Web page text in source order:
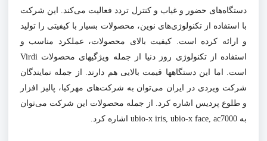
دستگاه‌های حضور و غیاب و کنترل تردد فعالیت می‌کند. این شرکت
با استفاده از تکنولوژی‌های نوین، محصولات بسیار با کیفیتی را تولید
و ارائه کرده است. کیفیت بالای محصولات، عملکرد مناسب و
استفاده از تکنولوژی روز دنیا از جمله ویژگیهای محصولات Virdi
است. اما این دستگاهها قیمت بالایی هم دارند. از جمله نمایندگان
شرکت ویردی در ایران می‌توان به شرکت‌های مهرکیا، پالیز افزار
و طلوع پردیس اشاره کرد. از جمله محصولات این شرکت می‌توان
به ubio-x iris, ubio-x face, ac7000 اشاره کرد.